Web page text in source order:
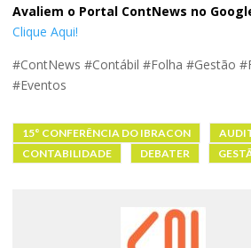
Avaliem o Portal ContNews no
Clique Aqui!
#ContNews #Contábil #Folha #Gestão
#Eventos
15° CONFERÊNCIA DO IBRACON
CONTABILIDADE
DEBATER